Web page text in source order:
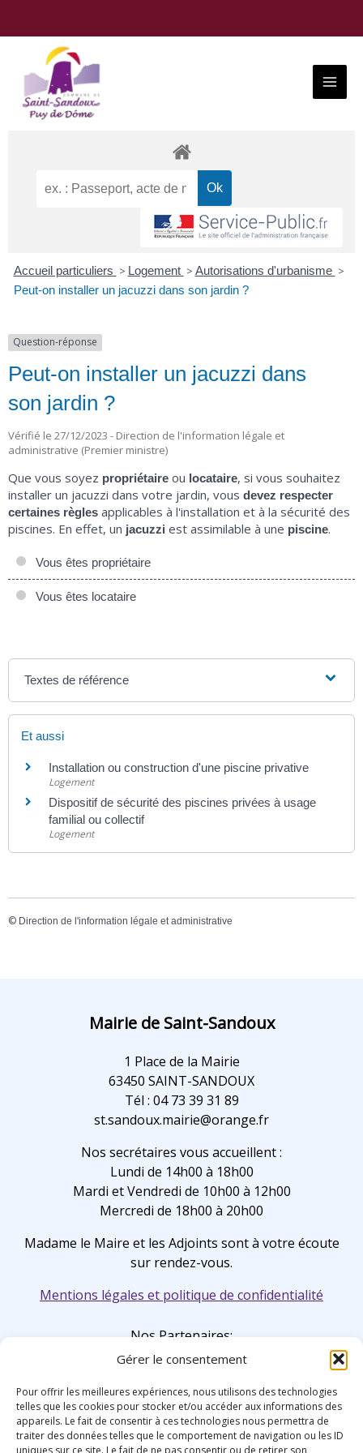
Gérer le consentement
Pour offrir les meilleures expériences, nous utilisons des technologies
telles que les cookies pour stocker et/ou accéder aux informations des
appareils. Le fait de consentir à ces technologies nous permettra de
traiter des données telles que le comportement de navigation ou les ID
uniques sur ce site. Le fait de ne pas consentir ou de retirer son
Menu
Accueil particuliers > Logement > Autorisations d'urbanisme >
Peut-on installer un jacuzzi dans son jardin ?
Question-réponse
Peut-on installer un jacuzzi dans
son jardin ?
Vérifié le 27/12/2023 - Direction de l'information légale et
administrative (Premier ministre)
Que vous soyez propriétaire ou locataire, si vous souhaitez
installer un jacuzzi dans votre jardin, vous devez respecter
certaines règles applicables à l'installation et à la sécurité des
piscines. En effet, un jacuzzi est assimilable à une piscine.
Vous êtes propriétaire
Vous êtes locataire
Textes de référence
Et aussi
Installation ou construction d'une piscine privative
Logement
Dispositif de sécurité des piscines privées à usage
familial ou collectif
Logement
© Direction de l'information légale et administrative
Mairie de Saint-Sandoux
1 Place de la Mairie
63450 SAINT-SANDOUX
Tél : 04 73 39 31 89
st.sandoux.mairie@orange.fr
Nos secrétaires vous accueillent :
Lundi de 14h00 à 18h00
Mardi et Vendredi de 10h00 à 12h00
Mercredi de 18h00 à 20h00
Madame le Maire et les Adjoints sont à votre écoute
sur rendez-vous.
Mentions légales et politique de confidentialité
Nos Partenaires: